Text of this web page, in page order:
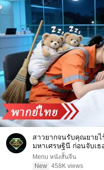
สาวยากจนรับคุณยาย
มหาเศรษฐินี ก่อนจับเธ
Menu หนังสั้นจีน
New 458K views